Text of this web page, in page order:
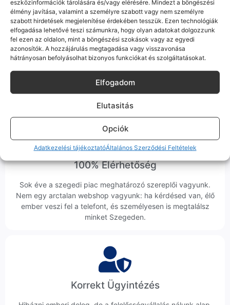
eszközinformációk tárolására és/vagy elérésére. Mindezt a böngészési
élmény javítása, valamint a személyre szabott vagy nem személyre
szabott hirdetések megjelenítése érdekében tesszük. Ezen technológiák
elfogadása lehetővé teszi számunkra, hogy olyan adatokat dolgozzunk
fel ezen az oldalon, mint a böngészési szokások vagy az egyedi
azonosítók. A hozzájárulás megtagadása vagy visszavonása
hátrányosan befolyásolhat bizonyos funkciókat és szolgáltatásokat.
Elfogadom
Elutasitás
Opciók
Adatkezelési tájékoztatóÁltalános Szerződési Feltételek
Bizonyos esetekben gyári vagy prémium minőségű
alkatrészekre (pl. új akkumulátorra vagy kijelzőre)
cseréljük a régieket.
Ez mindig 100%-os, tesztelt állapotot jelent. iPhone-oknál
előfordulhat az "Ismeretlen alkatrész" jelzés, de ne aggódj, ez
S-széria) a gyárinál rosszabb minőségű az alkatrész, azt a
termékleírásban külön jelezzük neked.
100% Elérhetőség
Sok éve a szegedi piac meghatározó szereplői vagyunk.
Nem egy arctalan webshop vagyunk: ha kérdésed van, élő
ember veszi fel a telefont, és személyesen is megtalálsz
minket Szegeden.
Korrekt Ügyintézés